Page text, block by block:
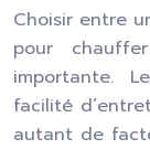
Choisir entre
pour
importante.
facilité
autant de